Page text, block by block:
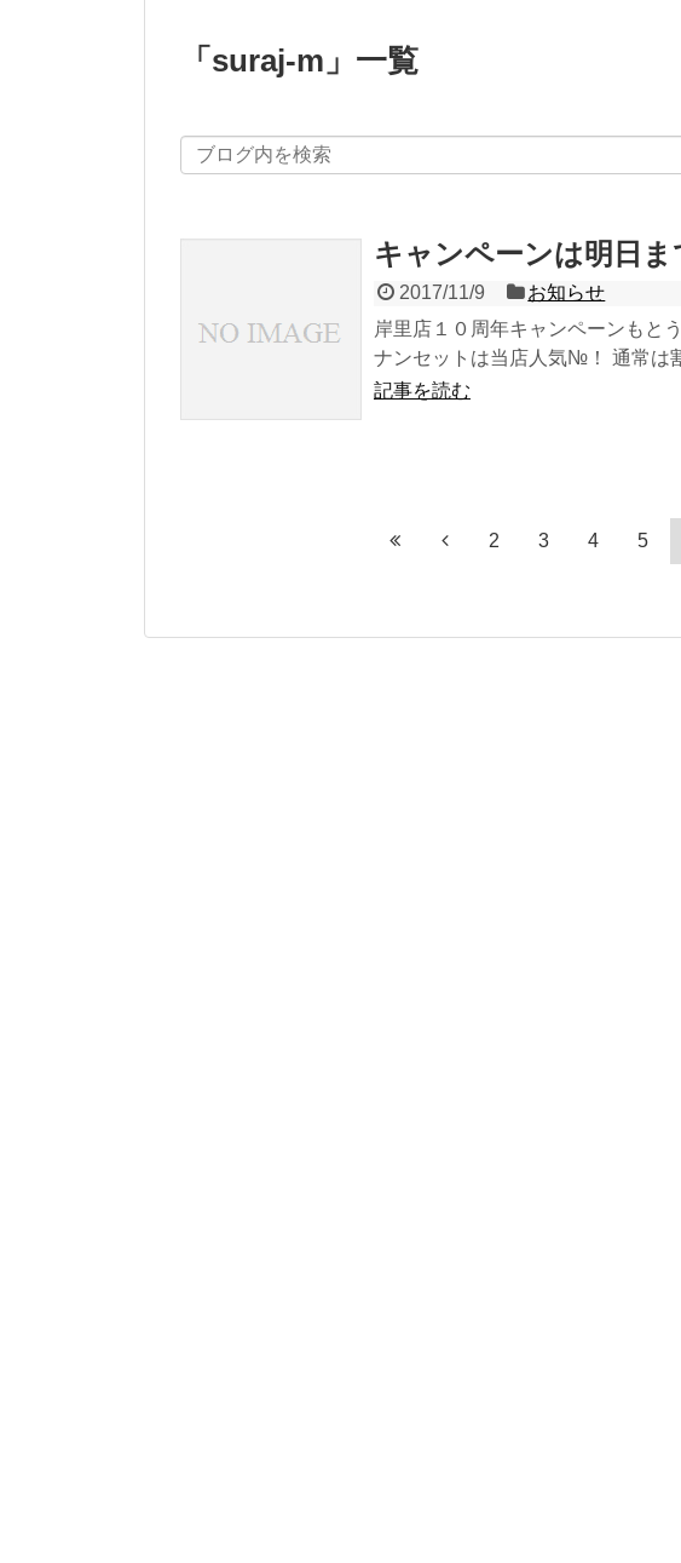
「 suraj-m 」 一覧
キャンペーンは明日ま
2017/11/9
お知らせ
岸里店１０周年キャンペーンも
ナンセットは当店人気№！ 通常は
記事を読む
2 3 4 5